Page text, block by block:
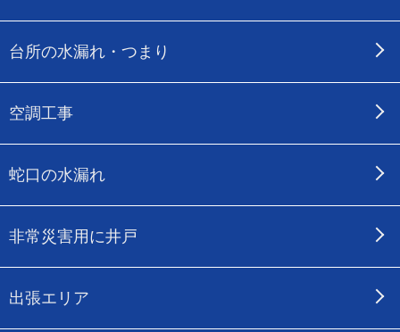
台所の水漏れ・つまり
空調工事
蛇口の水漏れ
非常災害用に井戸
出張エリア